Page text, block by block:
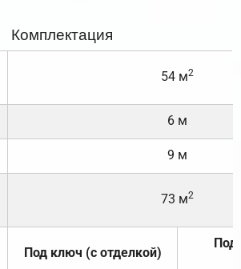
Комплектация
54 м2
6 м
9 м
73 м2
Под ключ (с отделкой)
Под